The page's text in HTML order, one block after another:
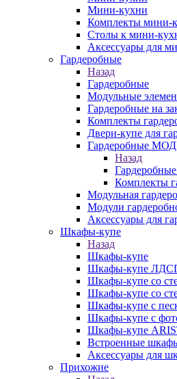
Мини-кухни
Комплекты мини-
Столы к мини-
Аксессуары для
Гардеробные
Назад
Гардеробные
Модульные
Гардеробные на
Комплекты
Двери-купе для
Гардеробные
Назад
Комплекты
Модульная
Модули
Аксессуары для
Шкафы-купе
Назад
Шкафы-купе
Шкафы-купе
Шкафы-купе со
Шкафы-купе со
Шкафы-купе с
Шкафы-купе с
Шкафы-купе
Встроенные
Аксессуары для
Прихожие